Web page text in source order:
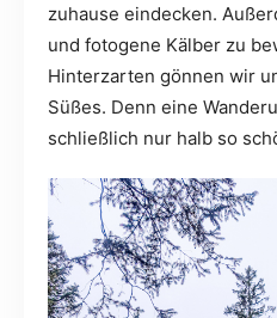
zuhause eindecken.
und fotogene Kälber zu
Hinterzarten gönnen wir
Süßes. Denn eine
schließlich nur halb so